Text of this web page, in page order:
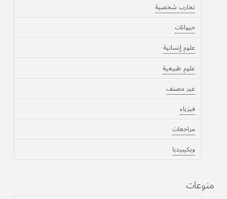
تجارب شخصية
حيوانات
علوم إنسانية
علوم طبيعية
غير مصنف
فيزياء
مراجعات
ويكيبيديا
منوعات